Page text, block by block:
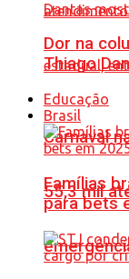
Carnaval
55,3 mil
Dor na
Thiago
Educação
Brasil
Famílias
para bets